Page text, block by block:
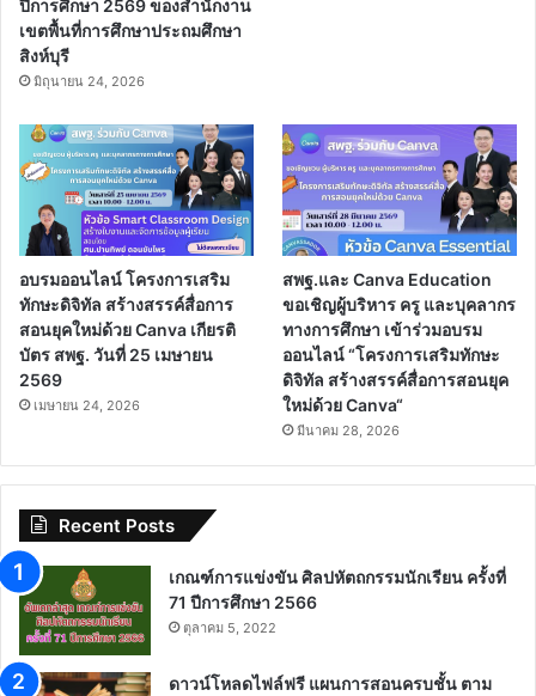
ปีการศึกษา 2569 ของสำนักงาน
เขตพื้นที่การศึกษาประถมศึกษา
สิงห์บุรี
มิถุนายน 24, 2026
อบรมออนไลน์ โครงการเสริม
ทักษะดิจิทัล สร้างสรรค์สื่อการ
สอนยุคใหม่ด้วย Canva เกียรติ
บัตร สพฐ. วันที่ 25 เมษายน
2569
เมษายน 24, 2026
สพฐ.และ Canva Education
ขอเชิญผู้บริหาร ครู และบุคลากร
ทางการศึกษา เข้าร่วมอบรม
ออนไลน์ “โครงการเสริมทักษะ
ดิจิทัล สร้างสรรค์สื่อการสอนยุค
ใหม่ด้วย Canva“
มีนาคม 28, 2026
Recent Posts
เกณฑ์การแข่งขัน ศิลปหัตถกรรมนักเรียน ครั้งที่
71 ปีการศึกษา 2566
ตุลาคม 5, 2022
ดาวน์โหลดไฟล์ฟรี แผนการสอนครบชั้น ตาม